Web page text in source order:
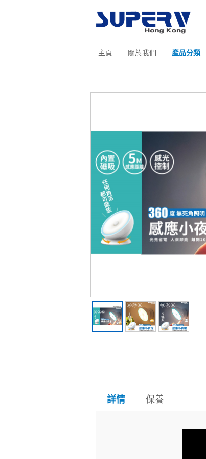
主頁 關於我們 產品分類
詳情 保養